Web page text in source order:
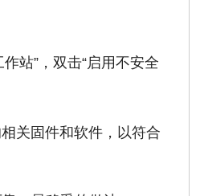
站”，双击“启用不安全
关固件和软件，以符合